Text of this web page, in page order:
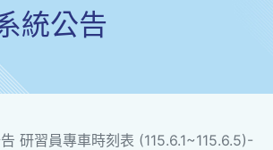
統公告
研習員專車時刻表 (115.6.1~115.6.5)-